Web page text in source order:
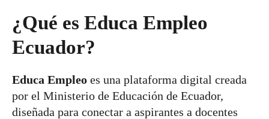
¿Qué es Educa Empleo
Ecuador?
Educa Empleo es una plataforma digital creada
por el Ministerio de Educación de Ecuador,
diseñada para conectar a aspirantes a docentes